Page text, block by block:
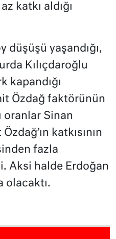
katkı aldığı
düşüşü yaşandığı,
Kılıçdaroğlu
kapandığı
Özdağ faktörünün
oranlar Sinan
katkısının
fazla
Aksi halde Erdoğan
olacaktı.